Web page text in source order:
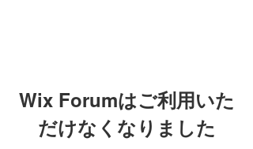
Wix Forumはご利用いた
だけなくなりました